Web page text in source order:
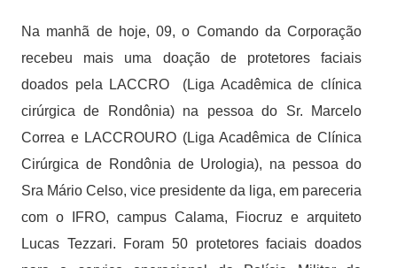
Na manhã de hoje, 09, o Comando da Corporação
recebeu mais uma doação de protetores faciais
doados pela LACCRO (Liga Acadêmica de clínica
cirúrgica de Rondônia) na pessoa do Sr. Marcelo
Correa e LACCROURO (Liga Acadêmica de Clínica
Cirúrgica de Rondônia de Urologia), na pessoa do
Sra Mário Celso, vice presidente da liga, em pareceria
com o IFRO, campus Calama, Fiocruz e arquiteto
Lucas Tezzari. Foram 50 protetores faciais doados